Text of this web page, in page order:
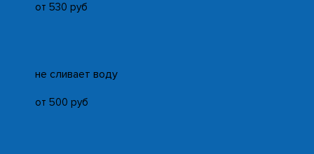
от 530 руб
не сливает воду
от 500 руб